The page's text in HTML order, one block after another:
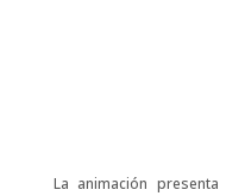
La animación